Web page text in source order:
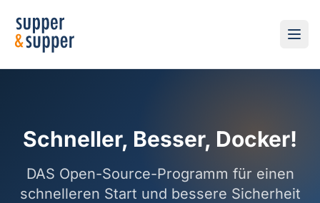
Schneller, Besser, Docker!
DAS Open-Source-Programm für einen
schnelleren Start und bessere Sicherheit